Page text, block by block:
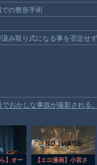
の整形手術
み取り式になる事を否定せ
でおかしな事故が撮影される
確認しない軽四に当てられて
しようとした男の悲劇（ノ∇`
】オー 【エロ漫画】小宮さ